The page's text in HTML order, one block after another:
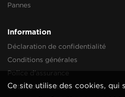
Ce site utilise des cookies, qui
Pannes
Information
Déclaration de confidentialité
Conditions générales
Police d'assurance
Notice de montage